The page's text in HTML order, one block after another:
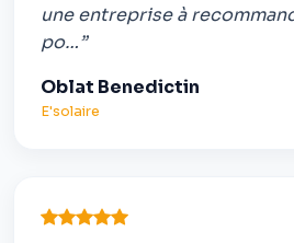
une entreprise à
po…”
Oblat Benedictin
E'solaire